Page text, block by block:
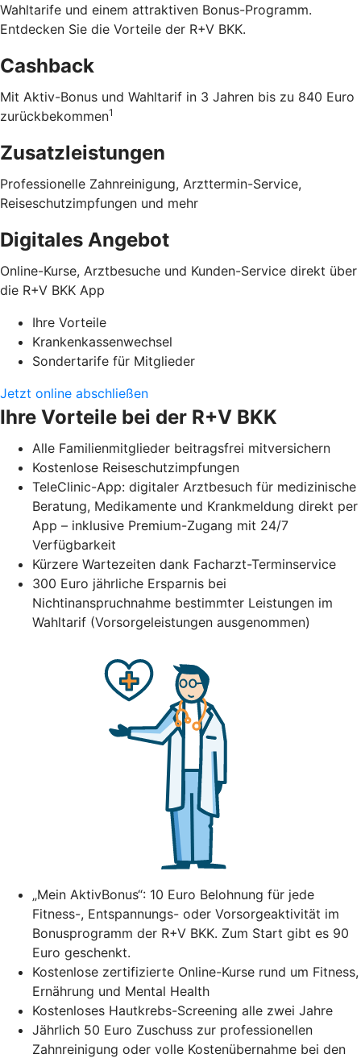
Wahltarife und einem attraktiven Bonus-Programm.
Entdecken Sie die Vorteile der R+V BKK.
Cashback
Mit Aktiv-Bonus und Wahltarif in 3 Jahren bis zu 840 Euro
zurückbekommen1
Zusatzleistungen
Professionelle Zahnreinigung, Arzttermin-Service,
Reiseschutzimpfungen und mehr
Digitales Angebot
Online-Kurse, Arztbesuche und Kunden-Service direkt über
die R+V BKK App
Ihre Vorteile
Krankenkassenwechsel
Sondertarife für Mitglieder
Jetzt online abschließen
Ihre Vorteile bei der R+V BKK
Alle Familienmitglieder beitragsfrei mitversichern
Kostenlose Reiseschutzimpfungen
TeleClinic-App: digitaler Arztbesuch für medizinische
Beratung, Medikamente und Krankmeldung direkt per
App – inklusive Premium-Zugang mit 24/7
Verfügbarkeit
Kürzere Wartezeiten dank Facharzt-Terminservice
300 Euro jährliche Ersparnis bei
Nichtinanspruchnahme bestimmter Leistungen im
Wahltarif (Vorsorgeleistungen ausgenommen)
„Mein AktivBonus“: 10 Euro Belohnung für jede
Fitness-, Entspannungs- oder Vorsorgeaktivität im
Bonusprogramm der R+V BKK. Zum Start gibt es 90
Euro geschenkt.
Kostenlose zertifizierte Online-Kurse rund um Fitness,
Ernährung und Mental Health
Kostenloses Hautkrebs-Screening alle zwei Jahre
Jährlich 50 Euro Zuschuss zur professionellen
Zahnreinigung oder volle Kostenübernahme bei den